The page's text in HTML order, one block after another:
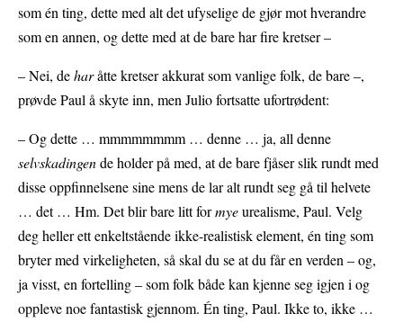
som én ting, dette med alt det ufyselige de gjør mot hverandre
som en annen, og dette med at de bare har fire kretser –
– Nei, deharåtte kretser akkurat som vanlige folk, de bare –,
prøvde Paul å skyte inn, men Julio fortsatte ufortrødent:
– Og dette … mmmmmmmm … denne … ja, all denne
selvskadingende holder på med, at de bare fjåser slik rundt med
disse oppfinnelsene sine mens de lar alt rundt seg gå til helvete
… det … Hm. Det blir bare litt formyeurealisme, Paul. Velg
deg heller ett enkeltstående ikke-realistisk element, én ting som
bryter med virkeligheten, så skal du se at du får en verden – og,
ja visst, en fortelling – som folk både kan kjenne seg igjen i og
oppleve noe fantastisk gjennom. Én ting, Paul. Ikke to, ikke …